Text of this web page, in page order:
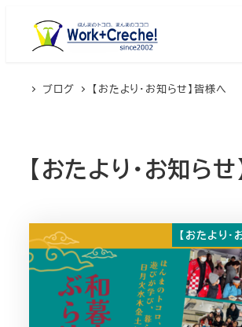
ブログ 【おたより・お知らせ】皆様へ
【おたより・お知ら
【おたより・